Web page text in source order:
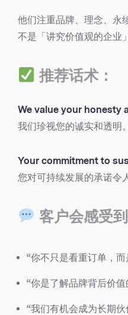
他们注重品牌、理念、永
不是「讲究价值观的企业
推荐话术：
We value your honesty
我们珍视您的诚实和透明。
Your commitment to
您对可持续发展的承诺令
客户会感受
“你不只是看重订单，
“你是了解品牌背后价值
“我们有机会成为长期